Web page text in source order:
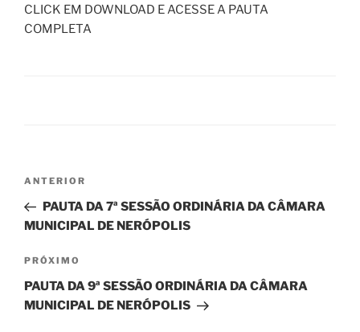
CLICK EM DOWNLOAD E ACESSE A PAUTA
COMPLETA
ANTERIOR
PAUTA DA 7ª SESSÃO ORDINÁRIA DA CÂMARA
MUNICIPAL DE NERÓPOLIS
PRÓXIMO
PAUTA DA 9ª SESSÃO ORDINÁRIA DA CÂMARA
MUNICIPAL DE NERÓPOLIS